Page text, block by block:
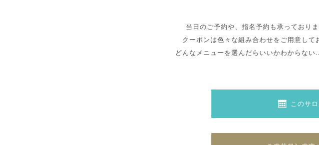
当日のご予約や、指名予約も承っており
クーポンは色々な組み合わせをご用意して
どんなメニューを選んだらいいかわからな
このサ